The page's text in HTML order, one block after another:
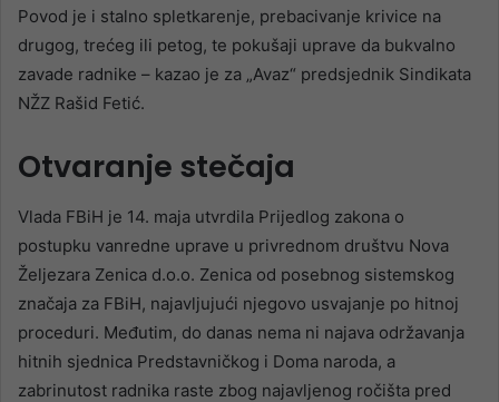
Povod je i stalno spletkarenje, prebacivanje krivice na
drugog, trećeg ili petog, te pokušaji uprave da bukvalno
zavade radnike – kazao je za „Avaz“ predsjednik Sindikata
NŽZ Rašid Fetić.
Otvaranje stečaja
Vlada FBiH je 14. maja utvrdila Prijedlog zakona o
postupku vanredne uprave u privrednom društvu Nova
Željezara Zenica d.o.o. Zenica od posebnog sistemskog
značaja za FBiH, najavljujući njegovo usvajanje po hitnoj
proceduri. Međutim, do danas nema ni najava održavanja
hitnih sjednica Predstavničkog i Doma naroda, a
zabrinutost radnika raste zbog najavljenog ročišta pred